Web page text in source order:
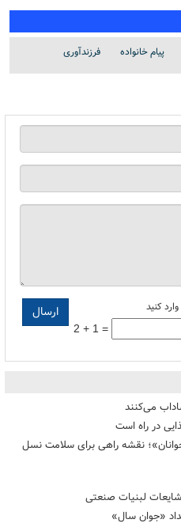
پیام خانواده فرزندآوری
کنید
2 + 1 =
در راه است
نقشه راهی برای سلامت نسل
شایعات لبنیات صنعتی